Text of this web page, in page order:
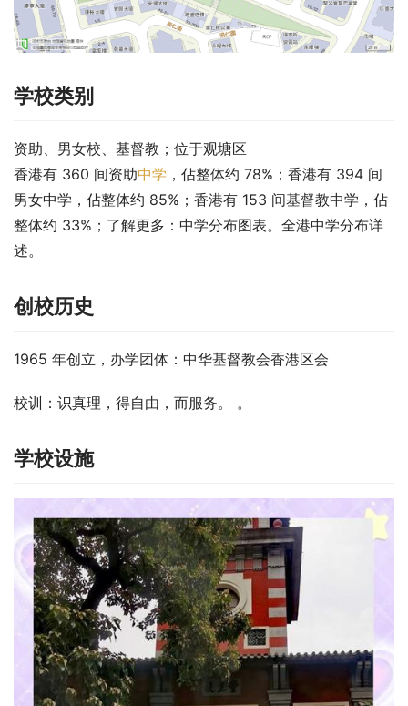
学校类别
资助、男女校、基督教；位于观塘区
香港有 360 间资助中学 ，佔整体约 78%；香港有 394 间
男女中学，佔整体约 85%；香港有 153 间基督教中学，佔
整体约 33%；了解更多：中学分布图表。全港中学分布详
述。
创校历史
1965 年创立，办学团体：中华基督教会香港区会
校训：识真理，得自由，而服务。 。
学校设施